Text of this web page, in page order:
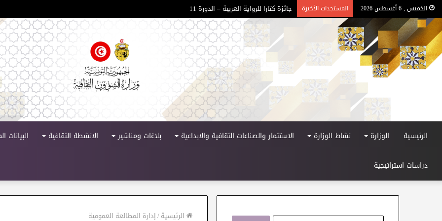
الخميس , 6 أغسطس 2026 المستجدات الأخيرة جائزة كتارا للرواية العربية – الدورة 11
الرئيسية الوزارة نشاط الوزارة الاستثمار والصناعات الثقافية والابداعية بلاغات ومناشير الانشطة الثقافية البيانات
دراسات استراتيجية
الرئيسية/إدارة المطالعة العمومية